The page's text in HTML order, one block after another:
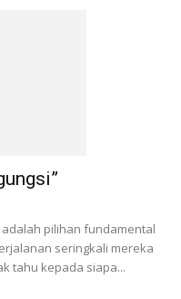
pilihan fundamental
seringkali mereka
tahu kepada siapa...